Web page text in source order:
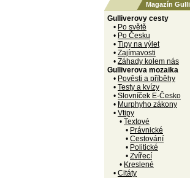
Magazín
Gulliverovy cesty
• Po světě
• Po Česku
• Tipy na výlet
• Zajímavosti
• Záhady kolem nás
Gulliverova mozaika
• Pověsti a příběhy
• Testy a kvízy
• Slovníček E-Česko
• Murphyho zákony
• Vtipy
• Textové
• Právnické
• Cestování
• Politické
• Zvířecí
• Kreslené
• Citáty